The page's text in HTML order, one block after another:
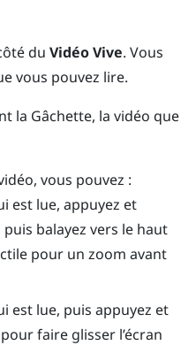
du Vidéo Vive. Vous
vous pouvez lire.
la Gâchette, la vidéo que
vous pouvez :
est lue, appuyez et
puis balayez vers le haut
pour un zoom avant
est lue, puis appuyez et
pour faire glisser l’écran